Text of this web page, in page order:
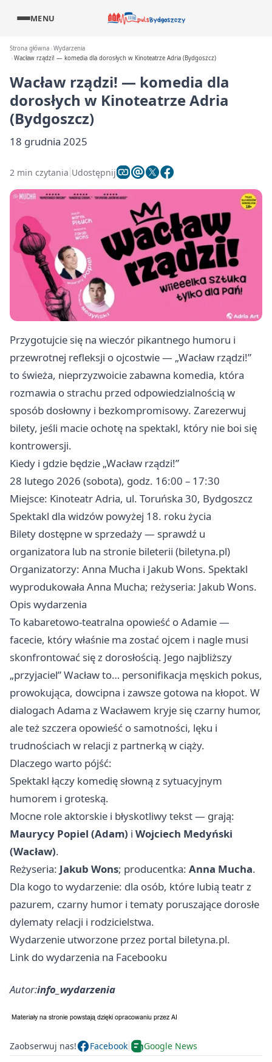
MENU
Strona główna Wydarzenia
Wacław rządzi! — komedia dla dorosłych w Kinoteatrze Adria (Bydgoszcz)
Wacław rządzi! — komedia dla
dorosłych w Kinoteatrze Adria
(Bydgoszcz)
18 grudnia 2025
2 min czytania Udostępnij
Przygotujcie się na wieczór pikantnego humoru i
przewrotnej refleksji o ojcostwie — „Wacław rządzi!”
to świeża, nieprzyzwoicie zabawna komedia, która
rozmawia o strachu przed odpowiedzialnością w
sposób dosłowny i bezkompromisowy. Zarezerwuj
bilety, jeśli macie ochotę na spektakl, który nie boi się
kontrowersji.
Kiedy i gdzie będzie „Wacław rządzi!”
28 lutego 2026 (sobota), godz. 16:00 – 17:30
Miejsce: Kinoteatr Adria, ul. Toruńska 30, Bydgoszcz
Spektakl dla widzów powyżej 18. roku życia
Bilety dostępne w sprzedaży — sprawdź u
organizatora lub na stronie bileterii (biletyna.pl)
Organizatorzy: Anna Mucha i Jakub Wons. Spektakl
wyprodukowała Anna Mucha; reżyseria: Jakub Wons.
Opis wydarzenia
To kabaretowo-teatralna opowieść o Adamie —
facecie, który właśnie ma zostać ojcem i nagle musi
skonfrontować się z dorosłością. Jego najbliższy
„przyjaciel” Wacław to… personifikacja męskich pokus,
prowokująca, dowcipna i zawsze gotowa na kłopot. W
dialogach Adama z Wacławem kryje się czarny humor,
ale też szczera opowieść o samotności, lęku i
trudnościach w relacji z partnerką w ciąży.
Dlaczego warto pójść:
Spektakl łączy komedię słowną z sytuacyjnym
humorem i groteską.
Mocne role aktorskie i błyskotliwy tekst — grają:
Maurycy Popiel (Adam) i Wojciech Medyński
(Wacław).
Reżyseria: Jakub Wons; producentka: Anna Mucha.
Dla kogo to wydarzenie: dla osób, które lubią teatr z
pazurem, czarny humor i tematy poruszające dorosłe
dylematy relacji i rodzicielstwa.
Wydarzenie utworzone przez portal biletyna.pl.
Link do wydarzenia na Facebooku
Autor:info_wydarzenia
Zaobserwuj nas! Facebook Google News